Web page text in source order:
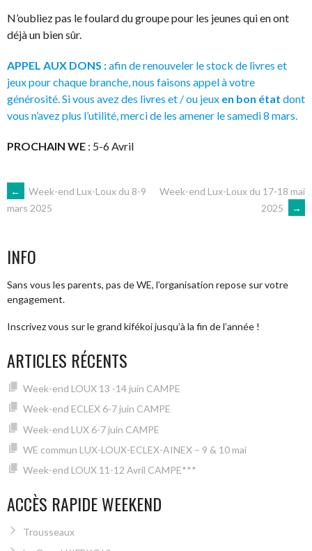
N’oubliez pas le foulard du groupe pour les jeunes qui en ont
déjà un bien sûr.
APPEL AUX DONS :afin de renouveler le stock de livres et
jeux pour chaque branche, nous faisons appel à votre
générosité. Si vous avez des livres et / ou jeux en bon état dont
vous n’avez plus l’utilité, merci de les amener le samedi 8 mars.
PROCHAIN WE : 5-6 Avril
NAVIGATION
ARTICLES
←
Week-end Lux-Loux du 8-9
mars 2025
Week-end Lux-Loux du 17-18 mai
2025
→
INFO
Sans vous les parents, pas de WE, l’organisation repose sur votre
engagement.
Inscrivez vous sur le grand kifékoi jusqu’à la fin de l’année !
ARTICLES RÉCENTS
Week-end LOUX 13 -14 juin CAMPE
Week-end ECLEX 6-7 juin CAMPE
Week-end LUX 6-7 juin CAMPE
WE commun LUX-LOUX-ECLEX-AINEX – 9 & 10 mai
Week-end LOUX 11-12 Avril CAMPE***
ACCÈS RAPIDE WEEKEND
Trousseaux